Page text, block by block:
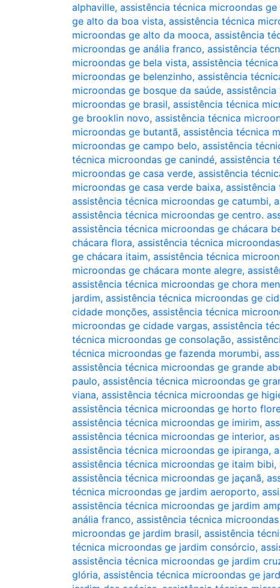
alphaville, assistência técnica microondas
ge alto da boa vista, assistência técnica
microondas ge alto da mooca, assistência
microondas ge anália franco, assistência
microondas ge bela vista, assistência
microondas ge belenzinho, assistência
microondas ge bosque da saúde,
microondas ge brasil, assistência técnica
ge brooklin novo, assistência técnica
microondas ge butantã, assistência técnica
microondas ge campo belo, assistência
técnica microondas ge canindé, assistência
microondas ge casa verde, assistência
microondas ge casa verde baixa, assistência
assistência técnica microondas ge catumbi,
assistência técnica microondas ge centro.
assistência técnica microondas ge chácara
chácara flora, assistência técnica
ge chácara itaim, assistência técnica
microondas ge chácara monte alegre,
assistência técnica microondas ge chora
jardim, assistência técnica microondas ge
cidade monções, assistência técnica
microondas ge cidade vargas, assistência
técnica microondas ge consolação,
técnica microondas ge fazenda morumbi,
assistência técnica microondas ge grande
paulo, assistência técnica microondas ge
viana, assistência técnica microondas ge
assistência técnica microondas ge horto
assistência técnica microondas ge imirim,
assistência técnica microondas ge interior,
assistência técnica microondas ge ipiranga,
assistência técnica microondas ge itaim bibi,
assistência técnica microondas ge jaçanã,
técnica microondas ge jardim aeroporto,
assistência técnica microondas ge jardim
anália franco, assistência técnica
microondas ge jardim brasil, assistência
técnica microondas ge jardim consórcio,
assistência técnica microondas ge jardim
glória, assistência técnica microondas ge